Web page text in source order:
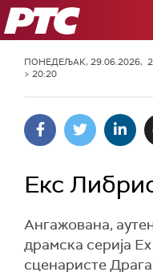
РТС
ПОНЕДЕЉАК, 29.06.2026,
> 20:20
Екс
Ангажована,
драмска серија
сценаристе